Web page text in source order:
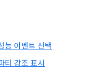
능 이벤트 선택
티 강조 표시